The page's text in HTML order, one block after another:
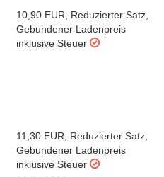
10,90 EUR
Reduzierter Satz
Gebundener Ladenpreis
inklusive Steuer
11,30 EUR Reduzierter Satz
Gebundener Ladenpreis
inklusive Steuer